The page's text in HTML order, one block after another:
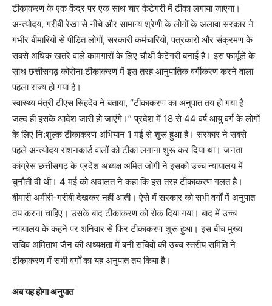
टीकाकरण के एक केंद्र पर एक साथ चार कैटेगरी में टीका लगाया जाएगा।
अन्त्योदय, गरीबी रेखा से नीचे और सामान्य श्रेणी के लोगों के अलावा सरकार ने
गंभीर बीमारियों से पीड़ित लोगों, सरकारी कर्मचारियों, पत्रकारों और संक्रमण के
सबसे अधिक खतरे वाले कामगारों के लिए चौथी कैटेगरी बनाई है। इस फार्मूले के
साथ छत्तीसगढ़ कोरोना टीकाकरण में इस तरह आनुपातिक वर्गीकरण करने वाला
पहला राज्य हो गया है।
स्वास्थ्य मंत्री टीएस सिंहदेव ने बताया, “टीकाकरण का अनुपात तय हो गया है
जल्द ही इसके आदेश जारी हो जाएंगे।” प्रदेश में 18 से 44 वर्ष आयु वर्ग के लोगों
के लिए नि:शुल्क टीकाकरण अभियान 1 मई से शुरू हुआ है। सरकार ने सबसे
पहले अन्त्योदय राशनकार्ड वालों को टीका लगाना शुरू कर दिया था। जनता
कांग्रेस छत्तीसगढ़ के प्रदेश अध्यक्ष अमित जोगी ने इसको उच्च न्यायालय में
चुनौती दी थी। 4 मई को अदालत ने कहा कि इस तरह टीकाकरण गलत है।
बीमारी अमीरी-गरीबी देखकर नहीं आती। ऐसे में सरकार को सभी वर्गों में अनुपात
तय करना चाहिए। उसके बाद टीकाकरण को रोक दिया गया। बाद में उच्च
न्यायालय के कहने पर शनिवार से फिर टीकाकरण शुरू हुआ। इस बीच मुख्य
सचिव अमिताभ जैन की अध्यक्षता में बनी सचिवों की उच्च स्तरीय समिति ने
टीकाकरण में सभी वर्गों का यह अनुपात तय किया है।
अब यह होगा अनुपात